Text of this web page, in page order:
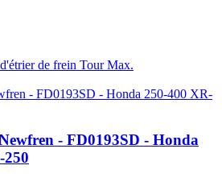
de frein Tour Max.
- FD0193SD - Honda
250